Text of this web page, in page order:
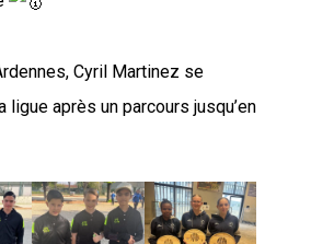
Cyril Martinez se
ligue après un parcours jusqu’en